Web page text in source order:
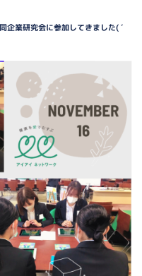
企業研究会に参加してきました( ´